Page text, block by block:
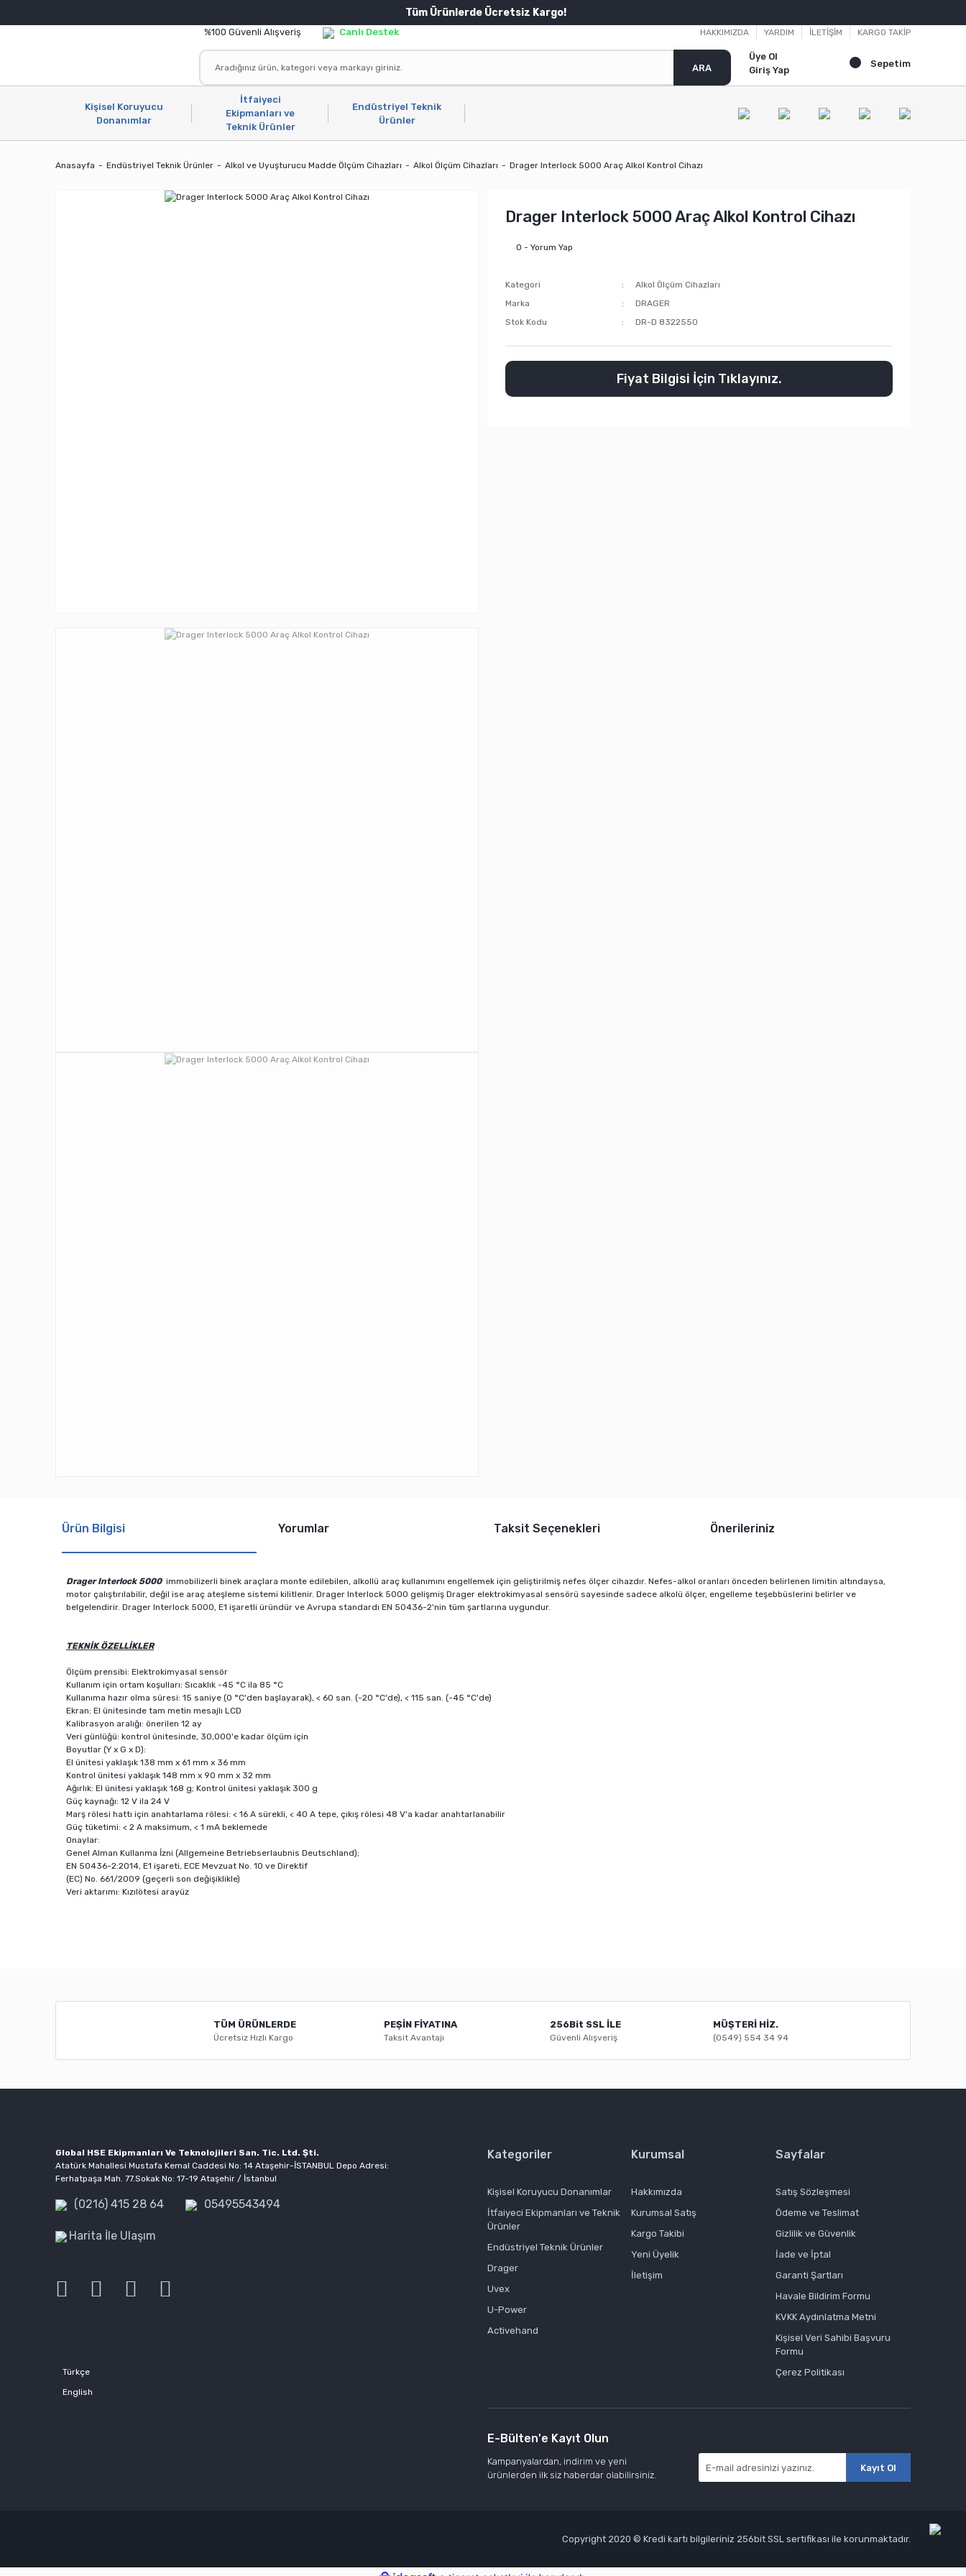
Tüm Ürünlerde Ücretsiz Kargo!
%100 Güvenli Alışveriş Canlı Destek HAKKIMIZDA YARDIM İLETİŞİM KARGO TAKİP
ARA
Üye Ol
Giriş Yap
Sepetim
Kişisel Koruyucu
Donanımlar
İtfaiyeci
Ekipmanları ve
Teknik Ürünler
Endüstriyel Teknik
Ürünler
Anasayfa Endüstriyel Teknik Ürünler Alkol ve Uyuşturucu Madde Ölçüm Cihazları Alkol Ölçüm Cihazları Drager Interlock 5000 Araç Alkol Kontrol Cihazı
Drager Interlock 5000 Araç Alkol Kontrol Cihazı
0 - Yorum Yap
Kategori
Alkol Ölçüm Cihazları
Marka
DRAGER
Stok Kodu
DR-D 8322550
Fiyat Bilgisi İçin Tıklayınız.
Ürün Bilgisi Yorumlar Taksit Seçenekleri Önerileriniz
Drager Interlock 5000 immobilizerli binek araçlara monte edilebilen, alkollü araç kullanımını engellemek için geliştirilmiş nefes ölçer cihazdır. Nefes-alkol oranları önceden belirlenen limitin altındaysa,
motor çalıştırılabilir, değil ise araç ateşleme sistemi kilitlenir. Drager Interlock 5000 gelişmiş Drager elektrokimyasal sensörü sayesinde sadece alkolü ölçer, engelleme teşebbüslerini belirler ve
belgelendirir. Drager Interlock 5000, E1 işaretli üründür ve Avrupa standardı EN 50436-2'nin tüm şartlarına uygundur.
TEKNİK ÖZELLİKLER
Ölçüm prensibi: Elektrokimyasal sensör
Kullanım için ortam koşulları: Sıcaklık -45 °C ila 85 °C
Kullanıma hazır olma süresi: 15 saniye (0 °C'den başlayarak), < 60 san. (-20 °C'de), < 115 san. (-45 °C'de)
Ekran: El ünitesinde tam metin mesajlı LCD
Kalibrasyon aralığı: önerilen 12 ay
Veri günlüğü: kontrol ünitesinde, 30,000'e kadar ölçüm için
Boyutlar (Y x G x D):
El ünitesi yaklaşık 138 mm x 61 mm x 36 mm
Kontrol ünitesi yaklaşık 148 mm x 90 mm x 32 mm
Ağırlık: El ünitesi yaklaşık 168 g; Kontrol ünitesi yaklaşık 300 g
Güç kaynağı: 12 V ila 24 V
Marş rölesi hattı için anahtarlama rölesi: < 16 A sürekli, < 40 A tepe, çıkış rölesi 48 V'a kadar anahtarlanabilir
Güç tüketimi: < 2 A maksimum, < 1 mA beklemede
Onaylar:
Genel Alman Kullanma İzni (Allgemeine Betriebserlaubnis Deutschland);
EN 50436-2:2014, E1 işareti, ECE Mevzuat No. 10 ve Direktif
(EC) No. 661/2009 (geçerli son değişiklikle)
Veri aktarımı: Kızılötesi arayüz
Ürün açıklamasında eksik bilgiler bulunuyor.
Bu ürüne benzer farklı alternatifler olmalı.
Gönder
TÜM ÜRÜNLERDE
Ücretsiz Hızlı Kargo
PEŞİN FİYATINA
Taksit Avantajı
256Bit SSL İLE
Güvenli Alışveriş
MÜŞTERİ HİZ.
(0549) 554 34 94
Global HSE Ekipmanları Ve Teknolojileri San. Tic. Ltd. Şti.
Atatürk Mahallesi Mustafa Kemal Caddesi No: 14 Ataşehir-İSTANBUL Depo Adresi:
Ferhatpaşa Mah. 77.Sokak No: 17-19 Ataşehir / İstanbul
(0216) 415 28 64 05495543494
Harita İle Ulaşım
Türkçe
English
Kategoriler
Kişisel Koruyucu Donanımlar
İtfaiyeci Ekipmanları ve Teknik
Ürünler
Endüstriyel Teknik Ürünler
Drager
Uvex
U-Power
Activehand
Kurumsal
Hakkımızda
Kurumsal Satış
Kargo Takibi
Yeni Üyelik
İletişim
Sayfalar
Satış Sözleşmesi
Ödeme ve Teslimat
Gizlilik ve Güvenlik
İade ve İptal
Garanti Şartları
Havale Bildirim Formu
KVKK Aydınlatma Metni
Kişisel Veri Sahibi Başvuru
Formu
Çerez Politikası
E-Bülten'e Kayıt Olun
Kampanyalardan, indirim ve yeni
ürünlerden ilk siz haberdar olabilirsiniz.
Kayıt Ol
Copyright 2020 © Kredi kartı bilgileriniz 256bit SSL sertifikası ile korunmaktadır.